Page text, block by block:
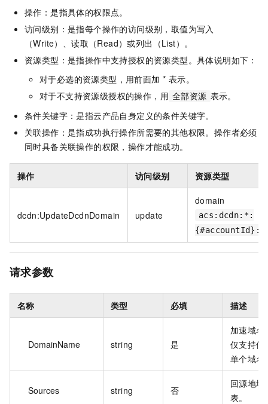
操作：是指具体的权限点。
访问级别：是指每个操作的访问级别，取值为写入
（Write）、读取（Read）或列出（List）。
资源类型：是指操作中支持授权的资源类型。具体说明如下：
对于必选的资源类型，用前面加 * 表示。
对于不支持资源级授权的操作，用 全部资源 表示。
条件关键字：是指云产品自身定义的条件关键字。
关联操作：是指成功执行操作所需要的其他权限。操作者必须
同时具备关联操作的权限，操作才能成功。
操作 访问级别 资源类型
dcdn:UpdateDcdnDomain update
domain
acs:dcdn:*:
请求参数
名称 类型 必填 描述
DomainName string 是
加速域名
仅支持修
单个域名
Sources string 否
回源地址
表。